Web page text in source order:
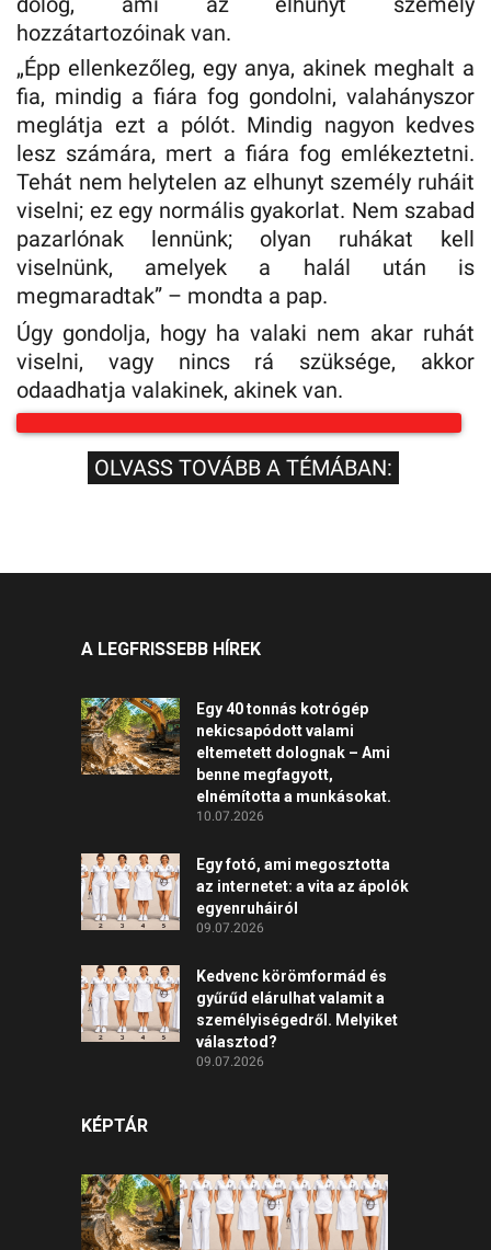
hozzátartozóinak van.
„Épp ellenkezőleg, egy anya, akinek meghalt a
fia, mindig a fiára fog gondolni, valahányszor
meglátja ezt a pólót. Mindig nagyon kedves
lesz számára, mert a fiára fog emlékeztetni.
Tehát nem helytelen az elhunyt személy ruháit
viselni; ez egy normális gyakorlat. Nem szabad
pazarlónak lennünk; olyan ruhákat kell
viselnünk, amelyek a halál után is
megmaradtak” – mondta a pap.
Úgy gondolja, hogy ha valaki nem akar ruhát
viselni, vagy nincs rá szüksége, akkor
odaadhatja valakinek, akinek van.
OLVASS TOVÁBB A TÉMÁBAN:
A LEGFRISSEBB HÍREK
Egy 40 tonnás kotrógép
nekicsapódott valami
eltemetett dolognak – Ami
benne megfagyott,
elnémította a munkásokat.
10.07.2026
Egy fotó, ami megosztotta
az internetet: a vita az ápolók
egyenruháiról
09.07.2026
Kedvenc körömformád és
gyűrűd elárulhat valamit a
személyiségedről. Melyiket
választod?
09.07.2026
KÉPTÁR